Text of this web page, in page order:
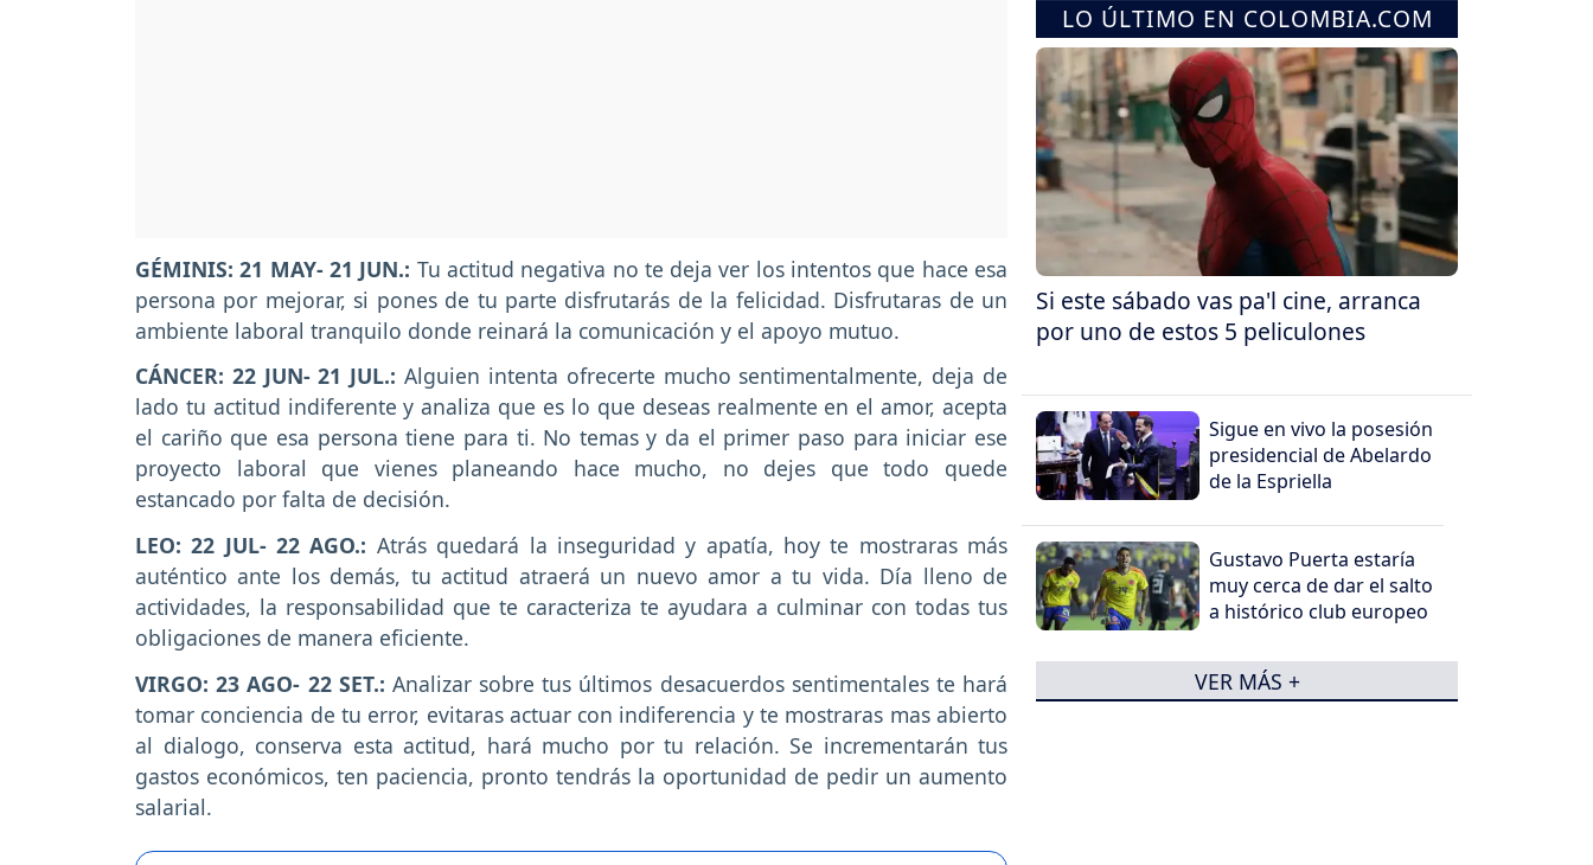
GÉMINIS: 21 MAY- 21 JUN.: Tu actitud negativa no te deja ver los intentos que hace esa
persona por mejorar, si pones de tu parte disfrutarás de la felicidad. Disfrutaras de un
ambiente laboral tranquilo donde reinará la comunicación y el apoyo mutuo.
CÁNCER: 22 JUN- 21 JUL.:Alguien intenta ofrecerte mucho sentimentalmente, deja de
lado tu actitud indiferente y analiza que es lo que deseas realmente en el amor, acepta
el cariño que esa persona tiene para ti. No temas y da el primer paso para iniciar ese
proyecto laboral que vienes planeando hace mucho, no dejes que todo quede
estancado por falta de decisión.
LEO: 22 JUL- 22 AGO.: Atrás quedará la inseguridad y apatía, hoy te mostraras más
auténtico ante los demás, tu actitud atraerá un nuevo amor a tu vida. Día lleno de
actividades, la responsabilidad que te caracteriza te ayudara a culminar con todas tus
obligaciones de manera eficiente.
VIRGO: 23 AGO- 22 SET.: Analizar sobre tus últimos desacuerdos sentimentales te hará
tomar conciencia de tu error, evitaras actuar con indiferencia y te mostraras mas abierto
al dialogo, conserva esta actitud, hará mucho por tu relación. Se incrementarán tus
gastos económicos, ten paciencia, pronto tendrás la oportunidad de pedir un aumento
salarial.
LO ÚLTIMO EN COLOMBIA.COM
Si este sábado vas pa'l cine, arranca
por uno de estos 5 peliculones
Sigue en vivo la posesión
presidencial de Abelardo
de la Espriella
Gustavo Puerta estaría
muy cerca de dar el salto
a histórico club europeo
VER MÁS +